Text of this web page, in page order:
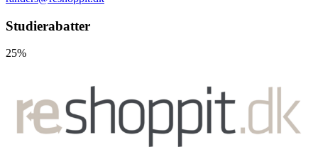
Studierabatter
25%